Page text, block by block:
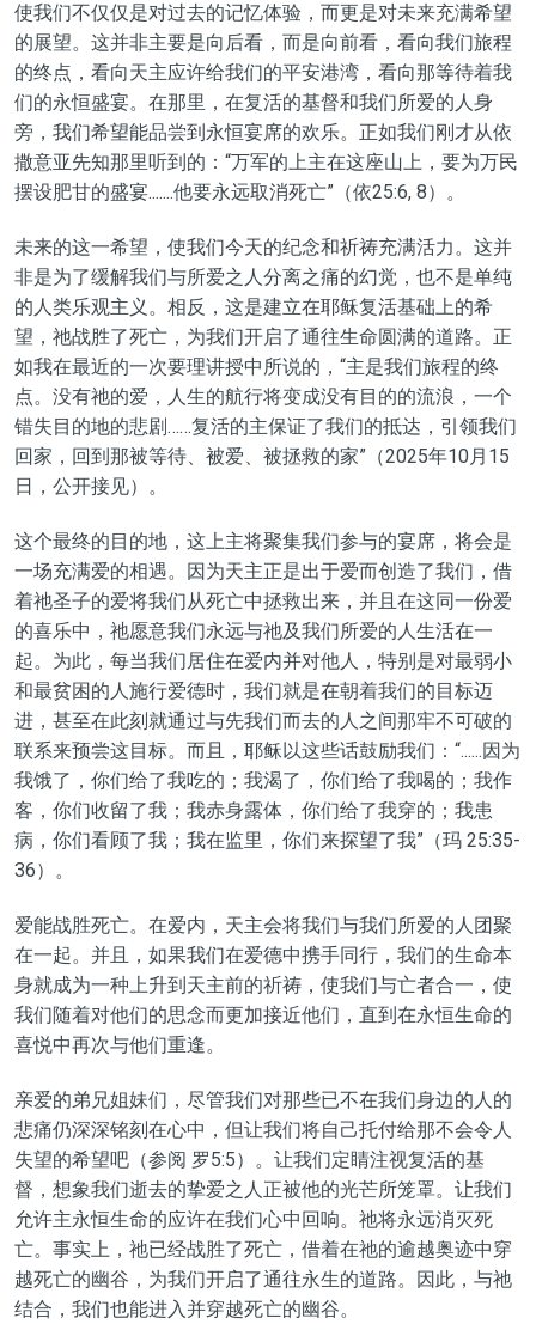
使我们不仅仅是对过去的记忆体验，而更是对未来充满希望
的展望。这并非主要是向后看，而是向前看，看向我们旅程
的终点，看向天主应许给我们的平安港湾，看向那等待着我
们的永恒盛宴。在那里，在复活的基督和我们所爱的人身
旁，我们希望能品尝到 永恒宴席的欢乐。正如我们刚才从依
撒意亚先知那里听到的：“万军的上主在这座山上，要为万民
摆设肥甘的盛宴.......他要永远取消死亡”（依25:6, 8）。
未来的这一希望，使我们今天的纪念和祈祷充满活力。这并
非是为了缓解我们与所爱之 人分离之痛的幻觉，也不是单纯
的人类乐观主义 。相反，这是建立在耶稣复活基础上的希
望，祂战胜了死亡，为我们开启了通往生命圆满的道路。正
如我在最近的一次要理讲授中所说的，“主是我们旅程的终
点。没有祂的爱， 人生的航行将变成没有目的的流浪，一个
错失目的地的悲剧……复活的主保证了我们的抵达，引领我们
回家，回到那被等待、被爱、被拯救的家”（2025年10月15
日，公开接见）。
这个最终的目的地，这上主将聚集我们参与的宴席，将会是
一场充满爱的相遇。因为天主正是出于爱而创造了我们， 借
着祂圣子的爱将我们从死亡中拯救出来，并且在这同一份爱
的喜乐中，祂愿意我们永远与祂及我们所爱的人生活在一
起。为此，每当我们居住在爱内并对他人，特别是对最弱小
和最贫困的人施行爱德时，我们就是在朝着我们的 目标迈
进，甚至在此刻就通过与先我们而去的人之间那牢不可破的
联系来预尝这目标。而且，耶稣以这些话鼓励我们：“......因为
我饿了，你们给了我吃的；我渴了，你们给了我喝的；我作
客，你们收留了我；我赤身露体，你们给了我穿的；我患
病，你们看顾了我；我在监里，你们来探望了我”（玛 25:35-
36）。
爱能战胜死亡。在爱内，天主会将我们与我们所爱的人团聚
在一起。并且，如果我们在爱德中携手同行，我们的生命本
身就成为一种上升到天主前的祈祷，使我们与亡者合一，使
我们随着对他们的思念而更加接近他们，直到在永恒生命的
喜悦中再次与他们重逢。
亲爱的弟兄姐妹们，尽管我们对那些已不在我们身边的人的
悲痛仍深深铭刻在心中， 但让我们将自己托付给那不会令人
失望的希望吧（参阅 罗5:5）。让我们定睛注视复活的基
督，想象我们逝去的挚爱之人正被他的光芒所笼罩。让我们
允许主永恒生命的应许在我们心中回响。祂将永远消灭死
亡。事实上，祂已经战胜了死亡， 借着在祂的逾越奥迹中穿
越死亡的幽谷，为我们开启了通往永生的道路。因此，与祂
结合，我们也能进入并穿越死亡的幽谷。